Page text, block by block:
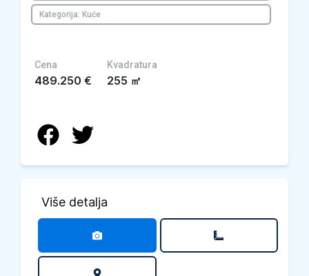
Kategorija: Kuće
Cena
489.250 €
Kvadratura
255 ㎡
Više detalja